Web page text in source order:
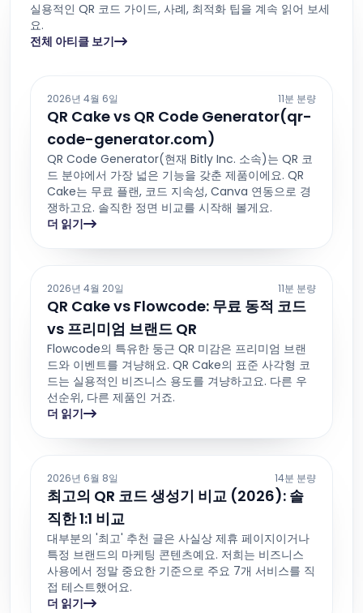
실용적인 QR 코드 가이드, 사례, 최적화 팁을 계속 읽어 보세
요.
전체 아티클 보기
2026년 4월 6일 11분 분량
QR Cake vs QR Code Generator(qr-
code-generator.com)
QR Code Generator(현재 Bitly Inc. 소속)는 QR 코
드 분야에서 가장 넓은 기능을 갖춘 제품이에요. QR
Cake는 무료 플랜, 코드 지속성, Canva 연동으로 경
쟁하고요. 솔직한 정면 비교를 시작해 볼게요.
더 읽기
2026년 4월 20일 11분 분량
QR Cake vs Flowcode: 무료 동적 코드
vs 프리미엄 브랜드 QR
Flowcode의 특유한 둥근 QR 미감은 프리미엄 브랜
드와 이벤트를 겨냥해요. QR Cake의 표준 사각형 코
드는 실용적인 비즈니스 용도를 겨냥하고요. 다른 우
선순위, 다른 제품인 거죠.
더 읽기
2026년 6월 8일 14분 분량
최고의 QR 코드 생성기 비교 (2026): 솔
직한 1:1 비교
대부분의 '최고' 추천 글은 사실상 제휴 페이지이거나
특정 브랜드의 마케팅 콘텐츠예요. 저희는 비즈니스
사용에서 정말 중요한 기준으로 주요 7개 서비스를 직
접 테스트했어요.
더 읽기